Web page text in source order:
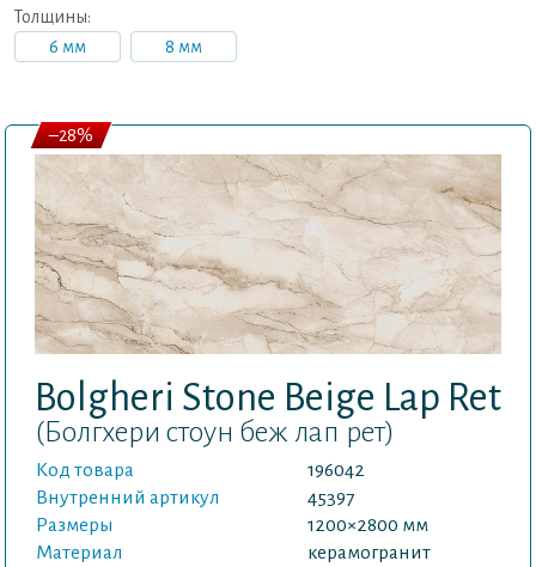
Толщины:
6 мм
8 мм
Bolgheri Stone Beige Lap Ret
(Болгхери стоун беж лап рет)
Код товара
196042
Внутренний артикул
45397
Размеры
1200×2800 мм
Материал
керамогранит
–28%